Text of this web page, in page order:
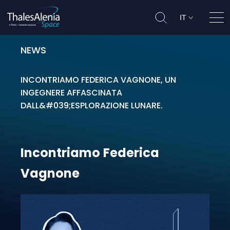
IT
NEWS
Incontriamo Federica Vagnone
INCONTRIAMO FEDERICA VAGNONE, UN
INGEGNERE AFFASCINATA
DALL&#039;ESPLORAZIONE LUNARE.
Incontriamo Federica
Vagnone